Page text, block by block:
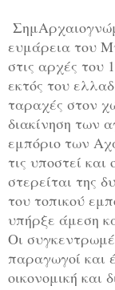
ευμάρεια του
στις αρχές του
εκτός του
ταραχές στον
διακίνηση των
εμπόριο των
τις υποστεί
στερείται της
του τοπικού
υπήρξε άμεση
Οι
παραγωγοί και
οικονομική και